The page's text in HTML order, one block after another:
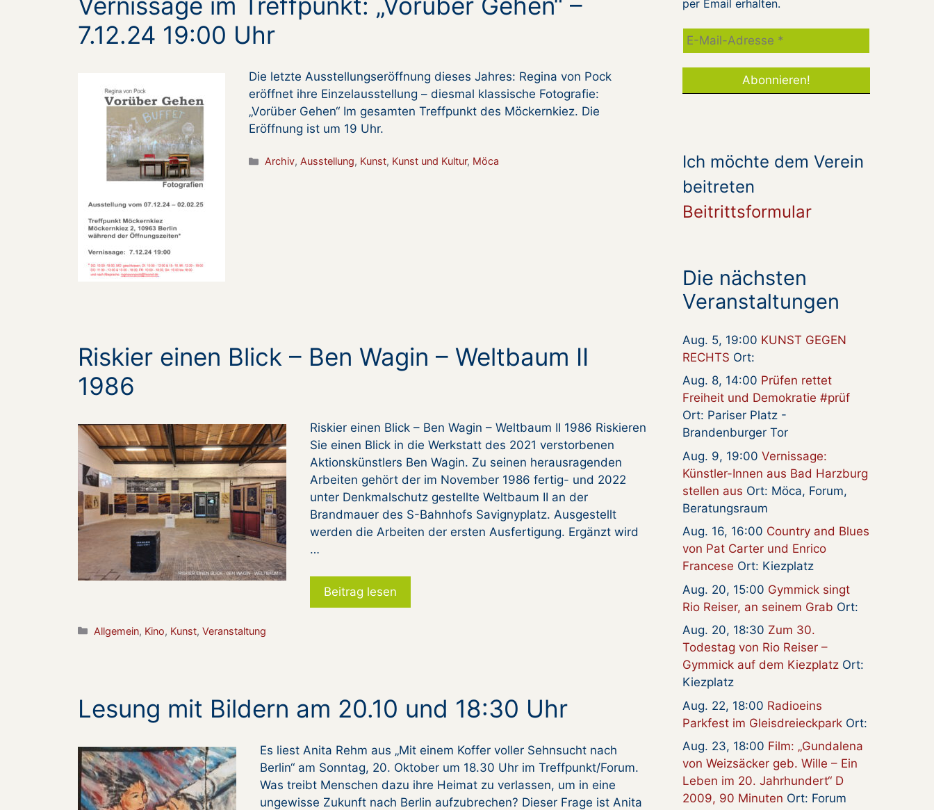
7.12.24 19:00 Uhr
Die letzte Ausstellungseröffnung dieses Jahres: Regina von Pock
eröffnet ihre Einzelausstellung – diesmal klassische Fotografie:
„Vorüber Gehen“ Im gesamten Treffpunkt des Möckernkiez. Die
Eröffnung ist um 19 Uhr.
Kategorien
Archiv, Ausstellung, Kunst, Kunst und Kultur, Möca
Riskier einen Blick – Ben Wagin – Weltbaum II
1986
Riskier einen Blick – Ben Wagin – Weltbaum II 1986 Riskieren
Sie einen Blick in die Werkstatt des 2021 verstorbenen
Aktionskünstlers Ben Wagin. Zu seinen herausragenden
Arbeiten gehört der im November 1986 fertig- und 2022
unter Denkmalschutz gestellte Weltbaum II an der
Brandmauer des S-Bahnhofs Savignyplatz. Ausgestellt
werden die Arbeiten der ersten Ausfertigung. Ergänzt wird
…
Beitrag lesen
Kategorien
Allgemein, Kino, Kunst,Veranstaltung
Lesung mit Bildern am 20.10 und 18:30 Uhr
Es liest Anita Rehm aus „Mit einem Koffer voller Sehnsucht nach
Berlin“ am Sonntag, 20. Oktober um 18.30 Uhr im Treffpunkt/Forum.
Was treibt Menschen dazu ihre Heimat zu verlassen, um in eine
ungewisse Zukunft nach Berlin aufzubrechen? Dieser Frage ist Anita
per Email erhalten.
Ich möchte dem Verein
beitreten
Beitrittsformular
Die nächsten
Veranstaltungen
Aug. 5, 19:00 KUNST GEGEN
RECHTS Ort:
Aug. 8, 14:00 Prüfen rettet
Freiheit und Demokratie #prüf
Ort: Pariser Platz -
Brandenburger Tor
Aug. 9, 19:00 Vernissage:
Künstler-Innen aus Bad Harzburg
stellen aus Ort: Möca, Forum,
Beratungsraum
Aug. 16, 16:00 Country and Blues
von Pat Carter und Enrico
Francese Ort: Kiezplatz
Aug. 20, 15:00 Gymmick singt
Rio Reiser, an seinem Grab Ort:
Aug. 20, 18:30 Zum 30.
Todestag von Rio Reiser –
Gymmick auf dem Kiezplatz Ort:
Kiezplatz
Aug. 22, 18:00 Radioeins
Parkfest im Gleisdreieckpark Ort:
Aug. 23, 18:00 Film: „Gundalena
von Weizsäcker geb. Wille – Ein
Leben im 20. Jahrhundert“ D
2009, 90 Minuten Ort: Forum